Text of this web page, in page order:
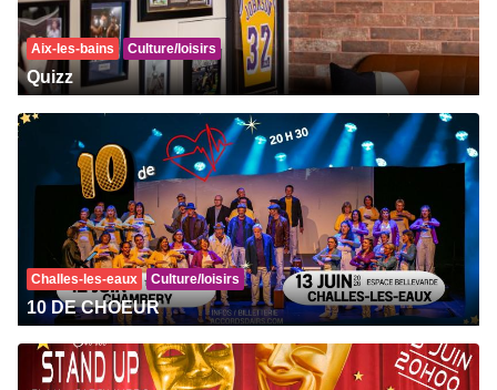
Aix-les-bains Culture/loisirs
Quizz
Challes-les-eaux Culture/loisirs
10 DE CHOEUR